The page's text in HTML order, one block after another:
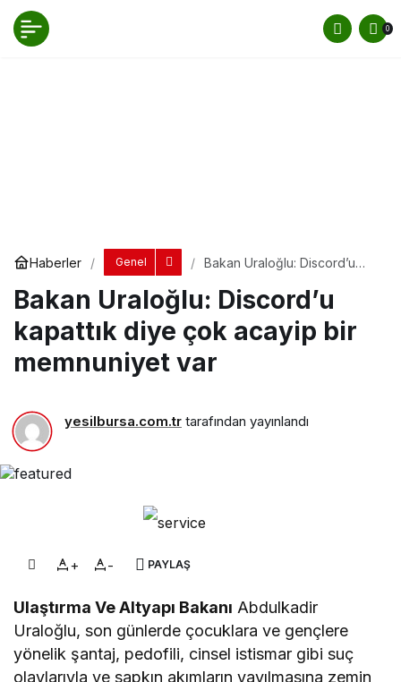
0
Haberler Genel
Bakan Uraloğlu: Discord’u
memnuniyet var
Bakan Uraloğlu: Discord’u
kapattık diye çok acayip bir
memnuniyet var
yesilbursa.com.tr tarafından yayınlandı
+ - PAYLAŞ
Ulaştırma Ve Altyapı Bakanı Abdulkadir
Uraloğlu, son günlerde çocuklara ve gençlere
yönelik şantaj, pedofili, cinsel istismar gibi suç
olaylarıyla ve sapkın akımların yayılmasına zemin
Bakan Uraloğlu: Discord’u kapattık diye çok